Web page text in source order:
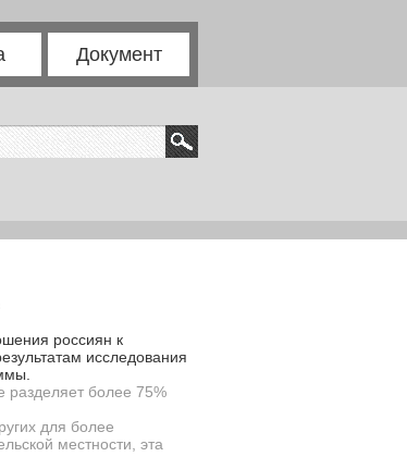
Документ
россиян к
исследования
разделяет более 75%
для более
местности, эта